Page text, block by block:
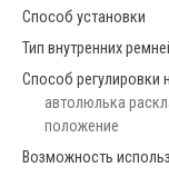
Способ установки
Тип внутренних
Способ регулировки
автолюлька
положение
Возможность